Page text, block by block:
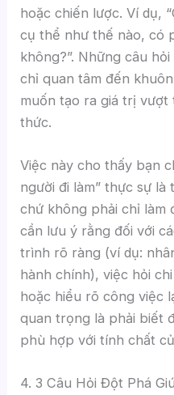
hoặc chiến lược. Ví dụ,
cụ thể như thế nào, có
không?”. Những câu
chỉ quan tâm đến
muốn tạo ra giá trị vượt
thức.
Việc này cho thấy bạn
người đi làm” thực sự
chứ không phải chỉ làm
cần lưu ý rằng đối với
trình rõ ràng (ví dụ:
hành chính), việc hỏi
hoặc hiểu rõ công việc
quan trọng là phải biết
phù hợp với tính chất
4. 3 Câu Hỏi Đột Phá